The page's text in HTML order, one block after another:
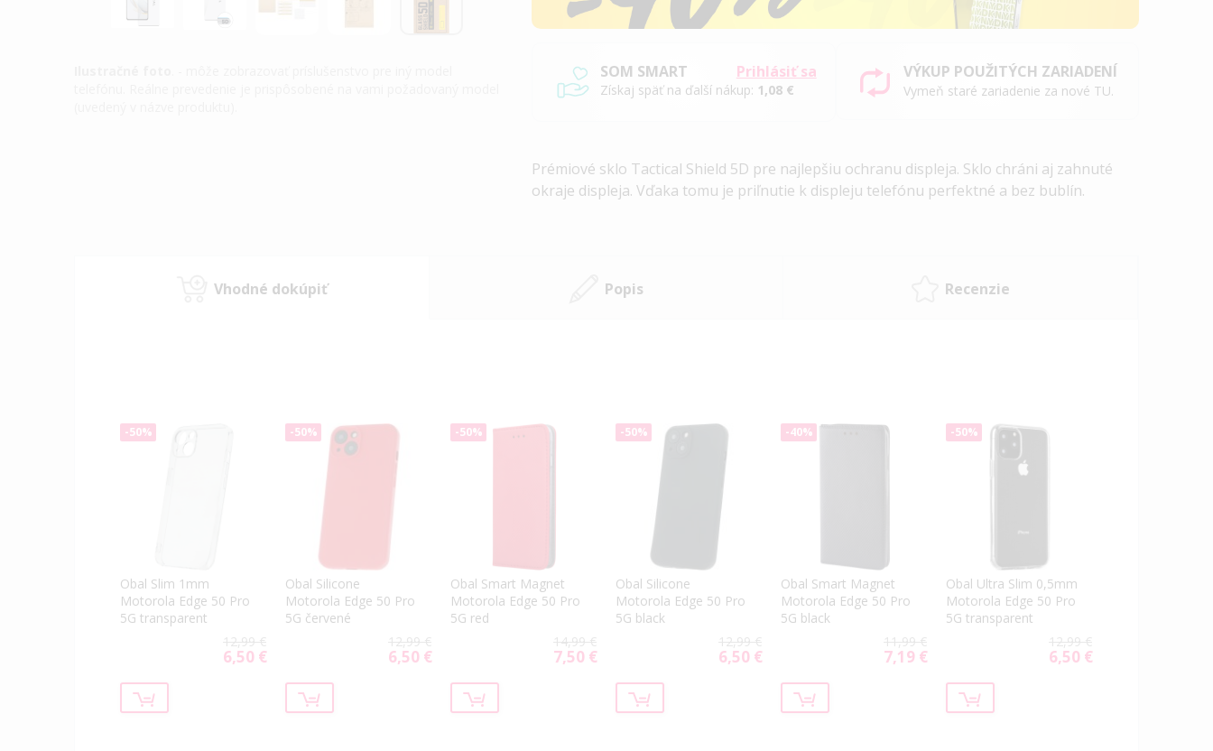
Prihlásiť sa
SOM SMART
Získaj späť na ďalší nákup: 1,08 €
VÝKUP POUŽITÝCH ZARIADENÍ
Vymeň staré zariadenie za nové TU.
Prémiové sklo Tactical Shield 5D pre najlepšiu ochranu displeja. Sklo chráni aj zahnuté
okraje displeja. Vďaka tomu je priľnutie k displeju telefónu perfektné a bez bublín.
Vhodné dokúpiť Popis Recenzie
-50%
Obal Slim 1mm
Motorola Edge 50 Pro
5G transparent
12,99 €
Special
6,50 €
-50%
Obal Silicone
Motorola Edge 50 Pro
5G červené
12,99 €
Special
6,50 €
-50%
Obal Smart Magnet
Motorola Edge 50 Pro
5G red
14,99 €
Special
7,50 €
-50%
Obal Silicone
Motorola Edge 50 Pro
5G black
12,99 €
Special
6,50 €
-40%
Obal Smart Magnet
Motorola Edge 50 Pro
5G black
11,99 €
Special
7,19 €
-50%
Obal Ultra Slim 0,5mm
Motorola Edge 50 Pro
5G transparent
12,99 €
Special
6,50 €